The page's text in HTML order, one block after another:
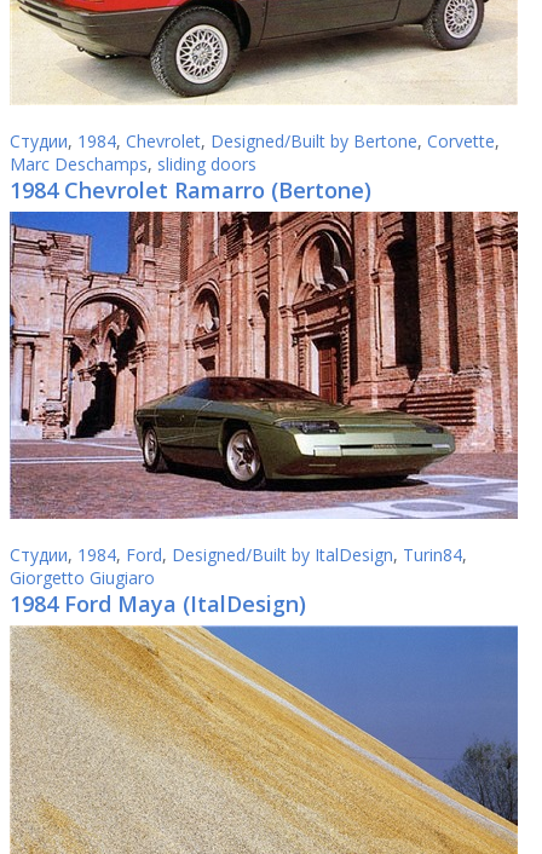
Студии, 1984, Chevrolet, Designed/Built by Bertone, Corvette,
Marc Deschamps, sliding doors
1984 Chevrolet Ramarro (Bertone)
Студии, 1984, Ford, Designed/Built by ItalDesign, Turin84,
Giorgetto Giugiaro
1984 Ford Maya (ItalDesign)